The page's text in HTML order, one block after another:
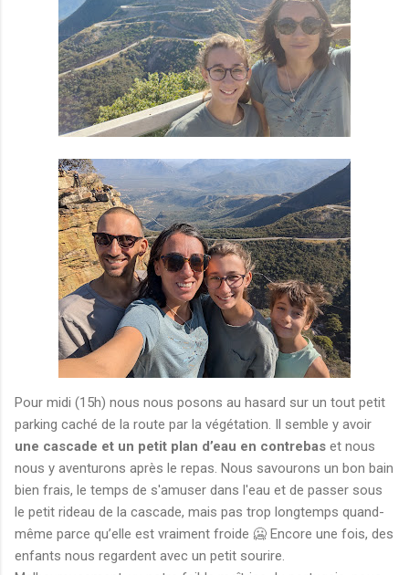
Pour midi (15h) nous nous posons au hasard sur un tout petit
parking caché de la route par la végétation. Il semble y avoir
une cascade et un petit plan d’eau en contrebas et nous
nous y aventurons après le repas. Nous savourons un bon bain
bien frais, le temps de s'amuser dans l'eau et de passer sous
le petit rideau de la cascade, mais pas trop longtemps quand-
même parce qu’elle est vraiment froide 🥶 Encore une fois, des
enfants nous regardent avec un petit sourire.